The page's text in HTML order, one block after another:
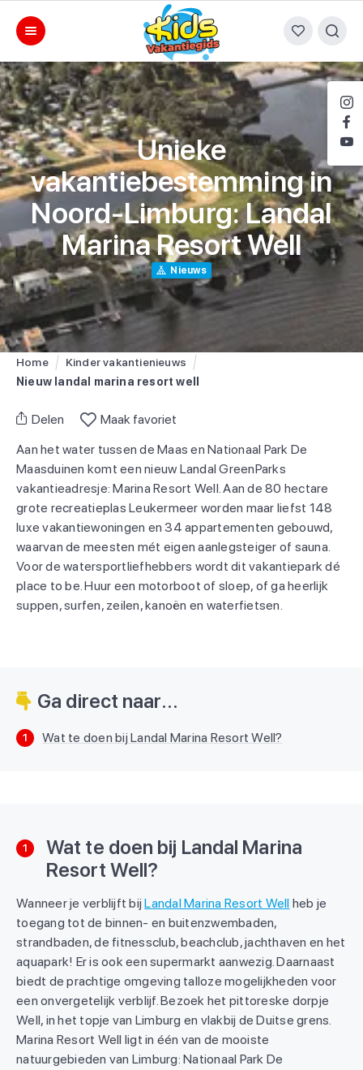
Unieke
vakantiebestemming in
Noord-Limburg: Landal
Marina Resort Well
Nieuws
Home
Kinder vakantienieuws
Nieuw landal marina resort well
Delen
Maak favoriet
Aan het water tussen de Maas en Nationaal Park De
Maasduinen komt een nieuw Landal GreenParks
vakantieadresje: Marina Resort Well. Aan de 80 hectare
grote recreatieplas Leukermeer worden maar liefst 148
luxe vakantiewoningen en 34 appartementen gebouwd,
waarvan de meesten mét eigen aanlegsteiger of sauna.
Voor de watersportliefhebbers wordt dit vakantiepark dé
place to be. Huur een motorboot of sloep, of ga heerlijk
suppen, surfen, zeilen, kanoën en waterfietsen.
Ga direct naar...
1 Wat te doen bij Landal Marina Resort Well?
1
Wat te doen bij Landal Marina
Resort Well?
Wanneer je verblijft bijLandal Marina Resort Well heb je
toegang tot de binnen- en buitenzwembaden,
strandbaden, de fitnessclub, beachclub, jachthaven en het
aquapark! Er is ook een supermarkt aanwezig. Daarnaast
biedt de prachtige omgeving talloze mogelijkheden voor
een onvergetelijk verblijf. Bezoek het pittoreske dorpje
Well, in het topje van Limburg en vlakbij de Duitse grens.
Marina Resort Well ligt in één van de mooiste
natuurgebieden van Limburg: Nationaal Park De